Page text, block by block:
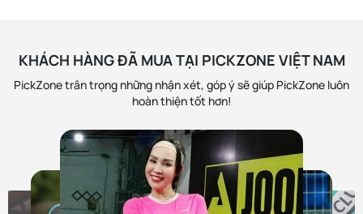
KHÁCH HÀNG ĐÃ MUA TẠI PICKZONE VIỆT NAM
PickZone trân trọng những nhận xét, góp ý sẽ giúp PickZone luôn
hoàn thiện tốt hơn!